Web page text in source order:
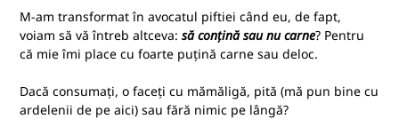
M-am transformat în avocatul piftiei când eu, de fapt,
voiam să vă întreb altceva:să conțină sau nu carne? Pentru
că mie îmi place cu foarte puțină carne sau deloc.
Dacă consumați, o faceți cu mămăligă, pită (mă pun bine cu
ardelenii de pe aici) sau fără nimic pe lângă?